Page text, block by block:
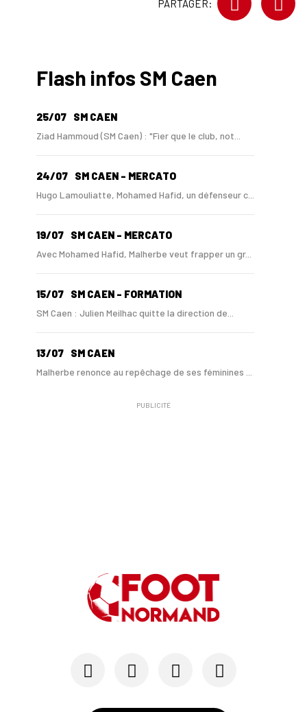
PARTAGER:
Flash infos SM Caen
25/07 SM CAEN
Ziad Hammoud (SM Caen) : "Fier que le club, not...
24/07 SM CAEN - MERCATO
Hugo Lamouliatte, Mohamed Hafid, un défenseur c...
19/07 SM CAEN - MERCATO
Avec Mohamed Hafid, Malherbe veut frapper un gr...
15/07 SM CAEN - FORMATION
SM Caen : Julien Meilhac quitte la direction de...
13/07 SM CAEN
Malherbe renonce au repêchage de ses féminines ...
SM CAEN - MERCATO
Le Rouennais Nassim Titebah sur les tablettes d...
Le Stade Malherbe sur le point de sécuriser une...
PUBLICITÉ